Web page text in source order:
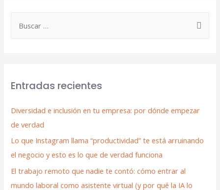
Entradas recientes
Diversidad e inclusión en tu empresa: por dónde empezar
de verdad
Lo que Instagram llama “productividad” te está arruinando
el negocio y esto es lo que de verdad funciona
El trabajo remoto que nadie te contó: cómo entrar al
mundo laboral como asistente virtual (y por qué la IA lo